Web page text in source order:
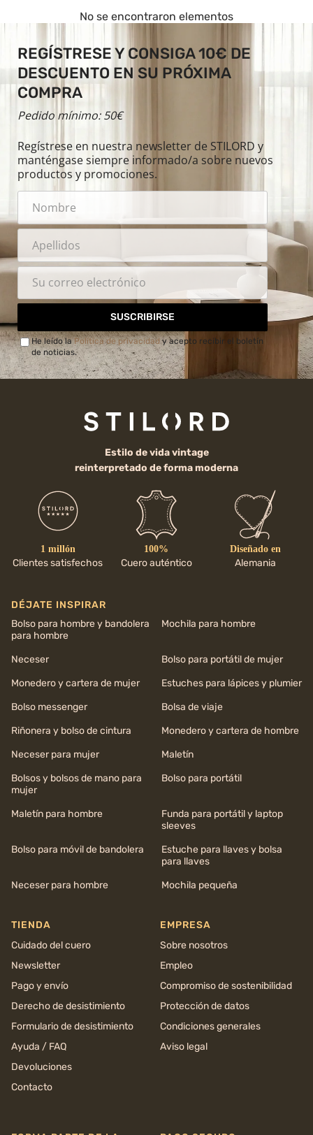
No se encontraron elementos
REGÍSTRESE Y CONSIGA 10€ DE
DESCUENTO EN SU PRÓXIMA
COMPRA
Pedido mínimo: 50€
Regístrese en nuestra newsletter de STILORD y
manténgase siempre informado/a sobre nuevos
productos y promociones.
SUSCRIBIRSE
He leído laPolítica de privacidady acepto recibir el boletín
de noticias.
Estilo de vida vintage
reinterpretado de forma moderna
1 millón
Clientes satisfechos
100%
Cuero auténtico
Diseñado en
Alemania
DÉJATE INSPIRAR
Bolso para hombre y bandolera
para hombre
Mochila para hombre
Neceser
Bolso para portátil de mujer
Monedero y cartera de mujer
Estuches para lápices y plumier
Bolso messenger
Bolsa de viaje
Riñonera y bolso de cintura
Monedero y cartera de hombre
Neceser para mujer
Maletín
Bolsos y bolsos de mano para
mujer
Bolso para portátil
Maletín para hombre
Funda para portátil y laptop
sleeves
Bolso para móvil de bandolera
Estuche para llaves y bolsa
para llaves
Neceser para hombre
Mochila pequeña
TIENDA
Cuidado del cuero
Newsletter
Pago y envío
Derecho de desistimiento
Formulario de desistimiento
Ayuda / FAQ
Devoluciones
Contacto
EMPRESA
Sobre nosotros
Empleo
Compromiso de sostenibilidad
Protección de datos
Condiciones generales
Aviso legal